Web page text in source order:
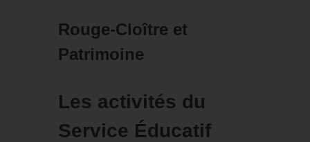
Rouge-Cloître et
Patrimoine
Les activités du
Service Éducatif